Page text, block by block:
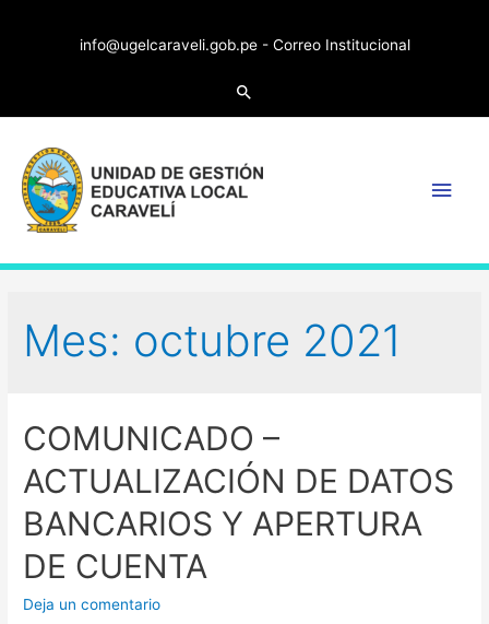
info@ugelcaraveli.gob.pe - Correo Institucional
Search
Main
Mes: octubre 2021
COMUNICADO –
ACTUALIZACIÓN DE DATOS
BANCARIOS Y APERTURA
DE CUENTA
Deja un comentario